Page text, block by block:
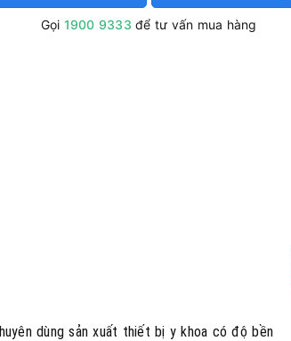
Gọi 1900 9333 để tư vấn mua hàng
dùng sản xuất thiết bị y khoa có độ bền